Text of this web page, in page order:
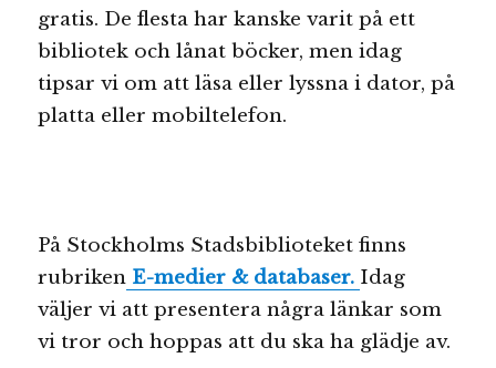
gratis. De flesta har kanske varit på ett
bibliotek och lånat böcker, men idag
tipsar vi om att läsa eller lyssna i dator, på
platta eller mobiltelefon.
På Stockholms Stadsbiblioteket finns
rubriken E-medier & databaser. Idag
väljer vi att presentera några länkar som
vi tror och hoppas att du ska ha glädje av.